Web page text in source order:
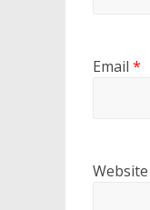
Email *
Website